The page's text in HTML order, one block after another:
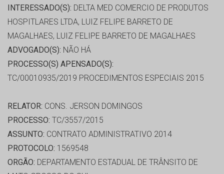
INTERESSADO(S): DELTA MED COMERCIO DE PRODUTOS
HOSPITLARES LTDA, LUIZ FELIPE BARRETO DE
MAGALHAES, LUIZ FELIPE BARRETO DE MAGALHAES
ADVOGADO(S): NÃO HÁ
PROCESSO(S) APENSADO(S):
TC/00010935/2019 PROCEDIMENTOS ESPECIAIS 2015
RELATOR: CONS. JERSON DOMINGOS
PROCESSO: TC/3557/2015
ASSUNTO: CONTRATO ADMINISTRATIVO 2014
PROTOCOLO: 1569548
ORGÃO: DEPARTAMENTO ESTADUAL DE TRÂNSITO DE